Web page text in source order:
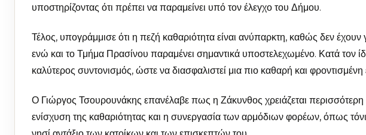
υποστηρίζοντας ότι πρέπει να παραμείνει υπό τον έλεγχο του Δήμου.
Τέλος, υπογράμμισε ότι η πεζή καθαριότητα είναι ανύπαρκτη, καθώς δεν
ενώ και το Τμήμα Πρασίνου παραμένει σημαντικά υποστελεχωμένο. Κατά τον
καλύτερος συντονισμός, ώστε να διασφαλιστεί μια πιο καθαρή και φροντισμένη
Ο Γιώργος Τσουρουνάκης επανέλαβε πως η Ζάκυνθος χρειάζεται
ενίσχυση της καθαριότητας και η συνεργασία των αρμόδιων φορέων, όπως